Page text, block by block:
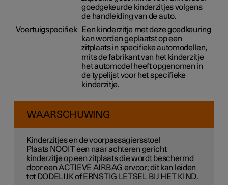
goedgekeurde kinderzitjes volgens
de handleiding van de auto.
Voertuigspecifiek
Een kinderzitje met deze goedkeuring
kan worden geplaatst op een
zitplaats in specifieke automodellen,
mits de fabrikant van het kinderzitje
het automodel heeft opgenomen in
de typelijst voor het specifieke
kinderzitje.
WAARSCHUWING
Kinderzitjes en de voorpassagiersstoel
Plaats NOOIT een naar achteren gericht
kinderzitje op een zitplaats die wordt beschermd
door een ACTIEVE AIRBAG ervoor; dit kan leiden
tot DODELIJK of ERNSTIG LETSEL BIJ HET KIND.